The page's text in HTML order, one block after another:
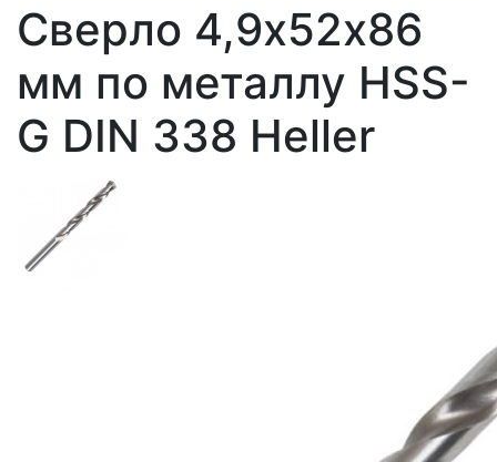
Сверло 4,9х52х86
мм по металлу HSS-
G DIN 338 Heller